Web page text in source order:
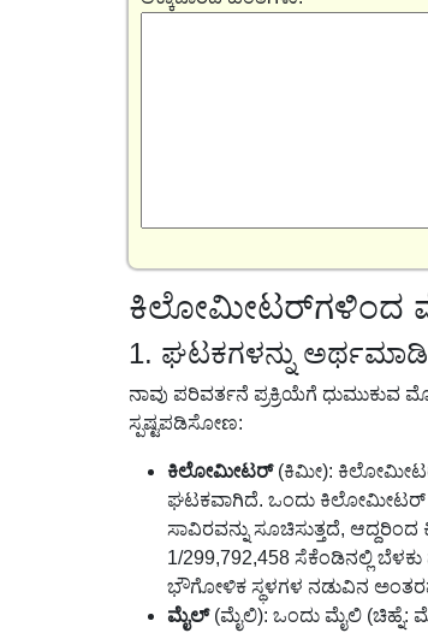
ಕಿಲೋಮೀಟರ್‌ಗಳಿಂದ
1. ಘಟಕಗಳನ್ನು
ನಾವು ಪರಿವರ್ತನೆ ಪ್ರಕ್ರಿಯೆಗೆ ಧುಮುಕುವ
ಸ್ಪಷ್ಟಪಡಿಸೋಣ:
ಕಿಲೋಮೀಟರ್(ಕಿಮೀ): ಕಿಲೋಮೀಟರ್
ಘಟಕವಾಗಿದೆ. ಒಂದು ಕಿಲೋಮೀಟರ್
ಸಾವಿರವನ್ನು ಸೂಚಿಸುತ್ತದೆ,
1/299,792,458 ಸೆಕೆಂಡಿನಲ್ಲಿ
ಭೌಗೋಳಿಕ ಸ್ಥಳಗಳ ನಡುವಿನ
ಮೈಲ್(ಮೈಲಿ): ಒಂದು ಮೈಲಿ (ಚಿಹ್ನೆ: